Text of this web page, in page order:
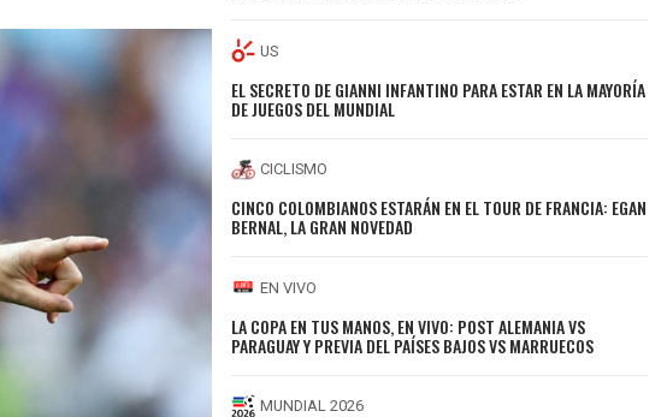
US
EL SECRETO DE GIANNI INFANTINO PARA ESTAR EN LA MAYORÍA
DE JUEGOS DEL MUNDIAL
CICLISMO
CINCO COLOMBIANOS ESTARÁN EN EL TOUR DE FRANCIA: EGAN
BERNAL, LA GRAN NOVEDAD
EN VIVO
LA COPA EN TUS MANOS, EN VIVO: POST ALEMANIA VS
PARAGUAY Y PREVIA DEL PAÍSES BAJOS VS MARRUECOS
MUNDIAL 2026